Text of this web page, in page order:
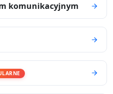
komunikacyjnym